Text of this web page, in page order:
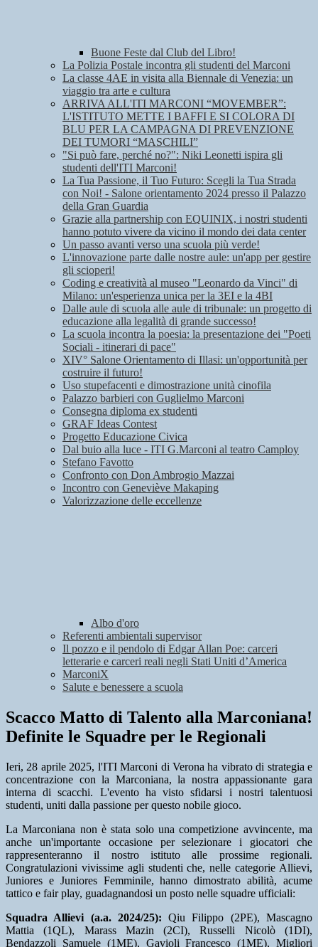
Buone Feste dal Club del Libro!
La Polizia Postale incontra gli studenti del Marconi
La classe 4AE in visita alla Biennale di Venezia: un
viaggio tra arte e cultura
ARRIVA ALL'ITI MARCONI “MOVEMBER”:
L'ISTITUTO METTE I BAFFI E SI COLORA DI
BLU PER LA CAMPAGNA DI PREVENZIONE
DEI TUMORI “MASCHILI”
"Si può fare, perché no?": Niki Leonetti ispira gli
studenti dell'ITI Marconi!
La Tua Passione, il Tuo Futuro: Scegli la Tua Strada
con Noi! - Salone orientamento 2024 presso il Palazzo
della Gran Guardia
Grazie alla partnership con EQUINIX, i nostri studenti
hanno potuto vivere da vicino il mondo dei data center
Un passo avanti verso una scuola più verde!
L'innovazione parte dalle nostre aule: un'app per gestire
gli scioperi!
Coding e creatività al museo "Leonardo da Vinci" di
Milano: un'esperienza unica per la 3EI e la 4BI
Dalle aule di scuola alle aule di tribunale: un progetto di
educazione alla legalità di grande successo!
La scuola incontra la poesia: la presentazione dei "Poeti
Sociali - itinerari di pace"
XIV° Salone Orientamento di Illasi: un'opportunità per
costruire il futuro!
Uso stupefacenti e dimostrazione unità cinofila
Palazzo barbieri con Guglielmo Marconi
Consegna diploma ex studenti
GRAF Ideas Contest
Progetto Educazione Civica
Dal buio alla luce - ITI G.Marconi al teatro Camploy
Stefano Favotto
Confronto con Don Ambrogio Mazzai
Incontro con Geneviève Makaping
Valorizzazione delle eccellenze
Albo d'oro
Referenti ambientali supervisor
Il pozzo e il pendolo di Edgar Allan Poe: carceri
letterarie e carceri reali negli Stati Uniti d’America
MarconiX
Salute e benessere a scuola
Scacco Matto di Talento alla Marconiana!
Definite le Squadre per le Regionali
Ieri, 28 aprile 2025, l'ITI Marconi di Verona ha vibrato di strategia e
concentrazione con la Marconiana, la nostra appassionante gara
interna di scacchi. L'evento ha visto sfidarsi i nostri talentuosi
studenti, uniti dalla passione per questo nobile gioco.
La Marconiana non è stata solo una competizione avvincente, ma
anche un'importante occasione per selezionare i giocatori che
rappresenteranno il nostro istituto alle prossime regionali.
Congratulazioni vivissime agli studenti che, nelle categorie Allievi,
Juniores e Juniores Femminile, hanno dimostrato abilità, acume
tattico e fair play, guadagnandosi un posto nelle squadre ufficiali:
Squadra Allievi (a.a. 2024/25): Qiu Filippo (2PE), Mascagno
Mattia (1QL), Marass Mazin (2CI), Russelli Nicolò (1DI),
Bendazzoli Samuele (1ME), Gavioli Francesco (1ME), Migliori